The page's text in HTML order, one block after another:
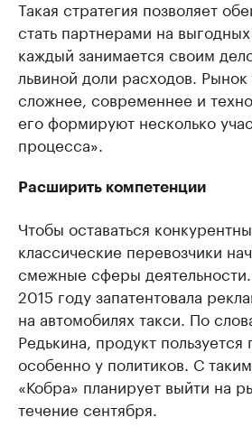
Такая стратегия позволяет
стать партнерами на
каждый занимается своим
львиной доли расходов. Рынок
сложнее, современнее и
его формируют несколько
процесса».
Расширить компетенции
Чтобы оставаться
классические перевозчики
смежные сферы
2015 году запатентовала
на автомобилях такси. По
Редькина, продукт
особенно у политиков. С
«Кобра» планирует выйти на
течение сентября.